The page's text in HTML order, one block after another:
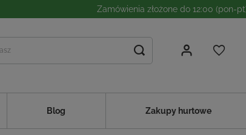
Zamówienia złożone do 12:00 (pon-
Blog Zakupy hurtowe